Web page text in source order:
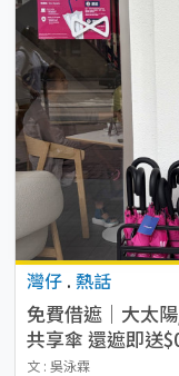
灣仔 . 熱話
免費借遮｜大太
共享傘 還遮即送
文 : 吳泳霖